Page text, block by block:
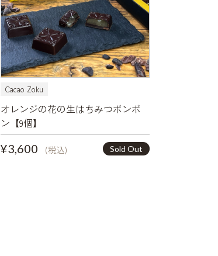
Cacao Zoku
オレンジの花の生はちみつボンボ
ン【9個】
¥3,600
(税込) Sold Out